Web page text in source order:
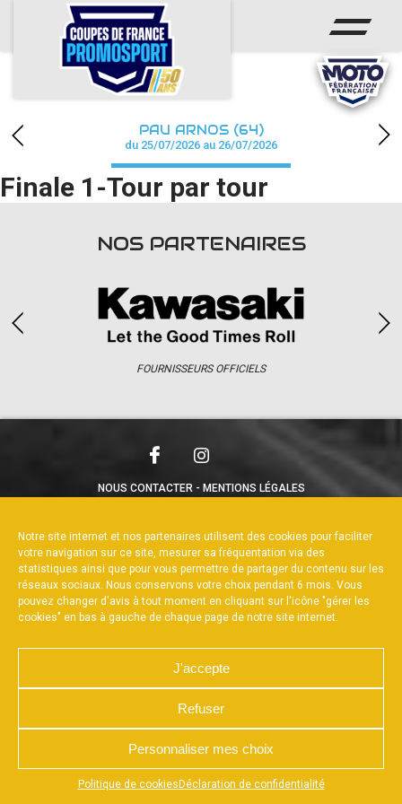
Notre site internet et nos partenaires utilisent des cookies pour faciliter
votre navigation sur ce site, mesurer sa fréquentation via des
statistiques ainsi que pour vous permettre de partager du contenu sur les
réseaux sociaux. Nous conservons votre choix pendant 6 mois. Vous
pouvez changer d'avis à tout moment en cliquant sur l'icône "gérer les
cookies" en bas à gauche de chaque page de notre site internet.
J'accepte
Refuser
Personnaliser mes choix
Politique de cookies Déclaration de confidentialité
Appuyez sur le bouton partager en bas de votre
ACCUEIL
ACTUS
CALENDRIER
CHAMPIONNAT
RÉSULTATS
accéder à la billetterie
PAU ARNOS (64)
du 25/07/2026 au 26/07/2026
Finale 1-Tour par tour
NOS PARTENAIRES
FOURNISSEURS OFFICIELS
NOUS CONTACTER
MENTIONS LÉGALES
RÉALISÉ PAR L’AGENCE WEB A3WEB